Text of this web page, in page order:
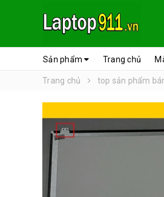
Sản phẩm Trang chủ
Trang chủ top sản phẩm